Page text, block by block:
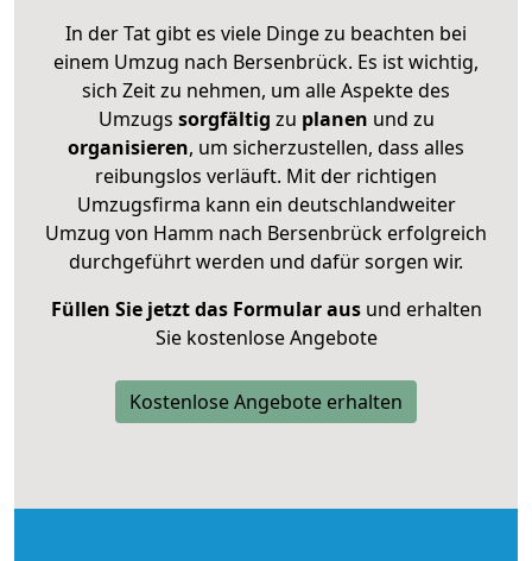
In der Tat gibt es viele Dinge zu beachten bei
einem Umzug nach Bersenbrück. Es ist wichtig,
sich Zeit zu nehmen, um alle Aspekte des
Umzugs sorgfältig zu planen und zu
organisieren, um sicherzustellen, dass alles
reibungslos verläuft. Mit der richtigen
Umzugsfirma kann ein deutschlandweiter
Umzug von Hamm nach Bersenbrück erfolgreich
durchgeführt werden und dafür sorgen wir.
Füllen Sie jetzt das Formular ausund erhalten
Sie kostenlose Angebote
Kostenlose Angebote erhalten